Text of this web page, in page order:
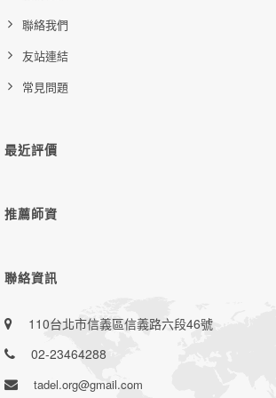
聯絡我們
友站連結
常見問題
最近評價
推薦師資
聯絡資訊
110台北市信義區信義路六段46號
02-23464288
tadel.org@gmail.com